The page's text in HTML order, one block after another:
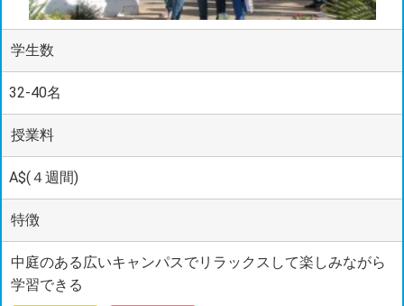
学生数
32-40名
授業料
A$(４週間)
特徴
中庭のある広いキャンパスでリラックスして楽しみながら
学習できる